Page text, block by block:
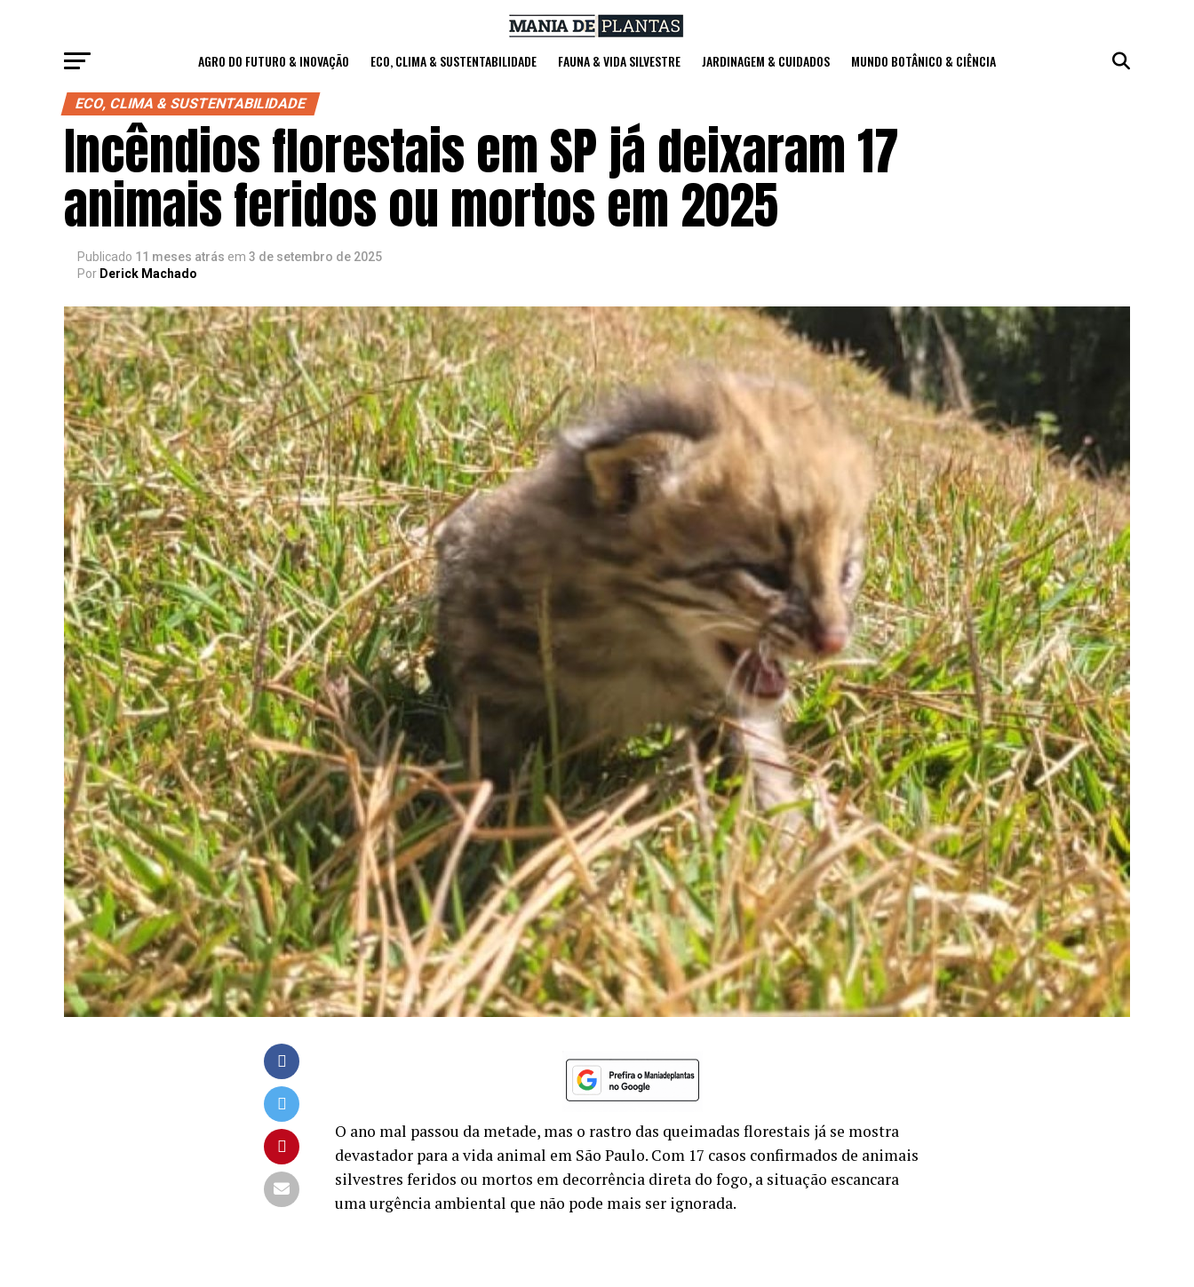
AGRO DO FUTURO & INOVAÇÃO ECO, CLIMA & SUSTENTABILIDADE FAUNA & VIDA SILVESTRE JARDINAGEM & CUIDADOS MUNDO BOTÂNICO & CIÊNCIA
ECO, CLIMA & SUSTENTABILIDADE
Incêndios florestais em SP já deixaram 17
animais feridos ou mortos em 2025
Publicado 11 meses atrás em 3 de setembro de 2025
Por Derick Machado
O ano mal passou da metade, mas o rastro das queimadas florestais já se mostra
devastador para a vida animal em São Paulo. Com 17 casos confirmados de animais
silvestres feridos ou mortos em decorrência direta do fogo, a situação escancara
uma urgência ambiental que não pode mais ser ignorada.